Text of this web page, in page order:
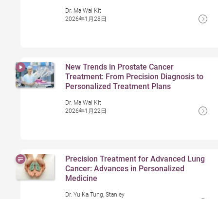
Dr. Ma Wai Kit
2026年1月28日
New Trends in Prostate Cancer
Treatment: From Precision Diagnosis to
Personalized Treatment Plans
Dr. Ma Wai Kit
2026年1月22日
Precision Treatment for Advanced Lung
Cancer: Advances in Personalized
Medicine
Dr. Yu Ka Tung, Stanley